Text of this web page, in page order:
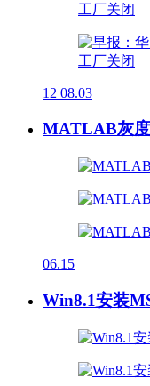
12 08.03
MATLAB灰
06.15
Win8.1安装